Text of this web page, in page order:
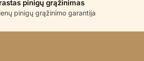
pinigų grąžinimas
pinigų grąžinimo garantija